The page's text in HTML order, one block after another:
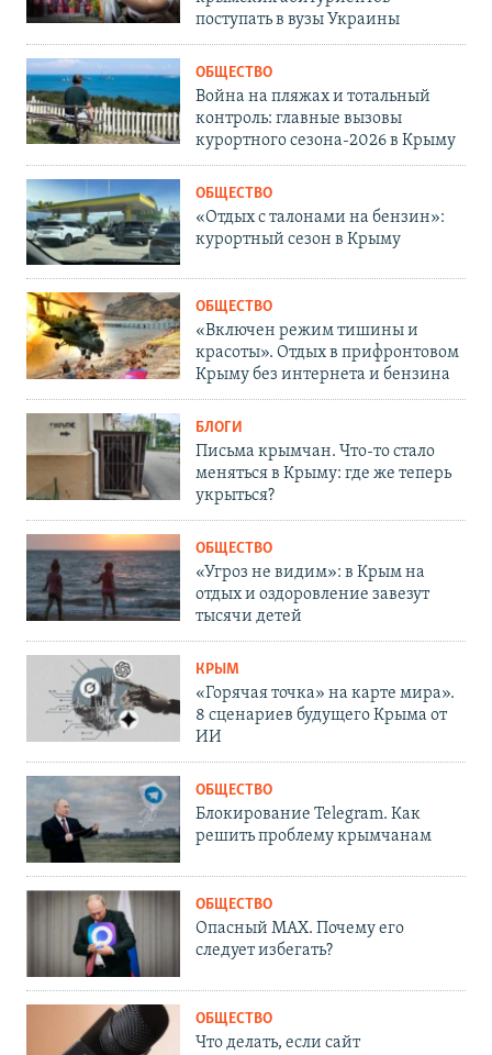
поступать в вузы Украины
ОБЩЕСТВО
Война на пляжах и тотальный
контроль: главные вызовы
курортного сезона-2026 в Крыму
ОБЩЕСТВО
«Отдых с талонами на бензин»:
курортный сезон в Крыму
ОБЩЕСТВО
«Включен режим тишины и
красоты». Отдых в прифронтовом
Крыму без интернета и бензина
БЛОГИ
Письма крымчан. Что-то стало
меняться в Крыму: где же теперь
укрыться?
ОБЩЕСТВО
«Угроз не видим»: в Крым на
отдых и оздоровление завезут
тысячи детей
КРЫМ
«Горячая точка» на карте мира».
8 сценариев будущего Крыма от
ИИ
ОБЩЕСТВО
Блокирование Telegram. Как
решить проблему крымчанам
ОБЩЕСТВО
Опасный MAX. Почему его
следует избегать?
ОБЩЕСТВО
Что делать, если сайт